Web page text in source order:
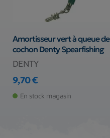
Amortisseur vert à queue de
cochon Denty Spearfishing
DENTY
Prix
9,70 €
En stock magasin